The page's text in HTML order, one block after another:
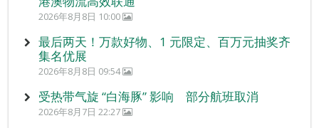
2026年8月8日 10:00
最后两天！万款好物、1 元限定、百万元抽奖齐
集名优展
2026年8月8日 09:54
受热带气旋 “白海豚” 影响 部分航班取消
2026年8月7日 22:27